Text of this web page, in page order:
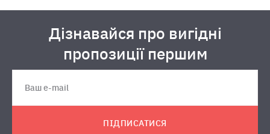
Дізнавайся про вигідні
пропозиції першим
ПІДПИСАТИСЯ